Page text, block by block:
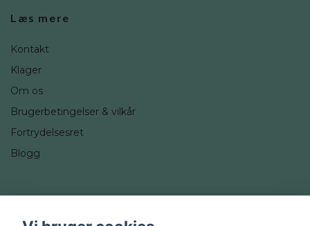
Læs mere
Kontakt
Klager
Om os
Brugerbetingelser & vilkår
Fortrydelsesret
Blogg